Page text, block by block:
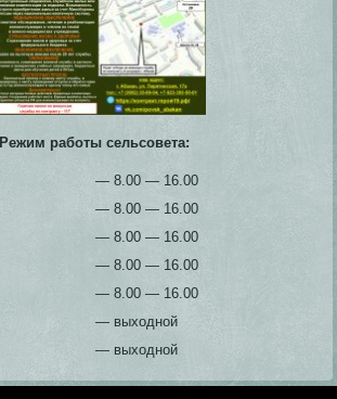
Режим работы сельсовета:
— 8.00 — 16.00
— 8.00 — 16.00
— 8.00 — 16.00
— 8.00 — 16.00
— 8.00 — 16.00
— выходной
— выходной